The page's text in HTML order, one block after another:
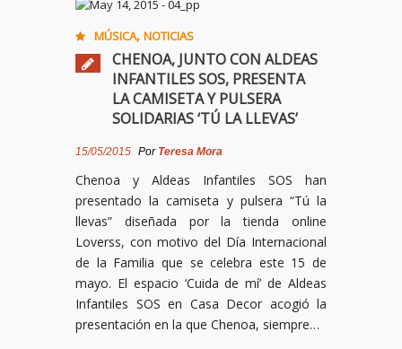
MÚSICA, NOTICIAS
CHENOA, JUNTO CON ALDEAS
INFANTILES SOS, PRESENTA
LA CAMISETA Y PULSERA
SOLIDARIAS ‘TÚ LA LLEVAS’
15/05/2015 Por Teresa Mora
Chenoa y Aldeas Infantiles SOS han
presentado la camiseta y pulsera “Tú la
llevas” diseñada por la tienda online
Loverss, con motivo del Día Internacional
de la Familia que se celebra este 15 de
mayo. El espacio ‘Cuida de mí’ de Aldeas
Infantiles SOS en Casa Decor acogió la
presentación en la que Chenoa, siempre…